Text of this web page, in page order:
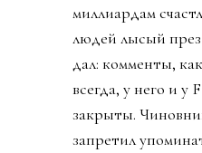
миллиардам
людей лысый
дал: комменты, как
всегда, у него и у
закрыты.
запретил